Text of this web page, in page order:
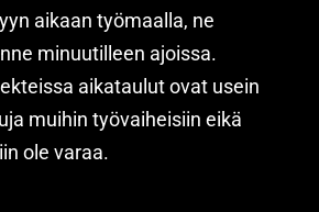
aikaan työmaalla, ne
minuutilleen ajoissa.
aikataulut ovat usein
muihin työvaiheisiin eikä
ole varaa.